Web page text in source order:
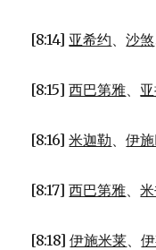
[8:14] 亚希约、沙煞
[8:15]西巴第雅、
[8:16]米迦勒、伊
[8:17]西巴第雅、
[8:18]伊施米莱、